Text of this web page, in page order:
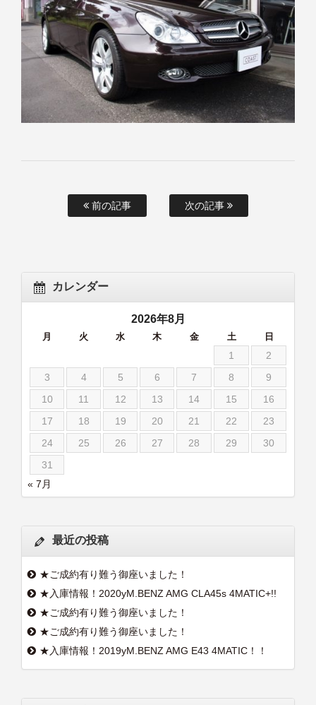
前の記事 次の記事
カレンダー
2026年8月
月 火 水 木 金 土 日
1
2
3
4 5 6 7 8
9
10
11 12 13 14 15
16
17
18 19 20 21 22
23
24
25 26 27 28 29
30
31
« 7月
最近の投稿
★ご成約有り難う御座いました！
★入庫情報！2020yM.BENZ AMG CLA45s 4MATIC+!!
★ご成約有り難う御座いました！
★ご成約有り難う御座いました！
★入庫情報！2019yM.BENZ AMG E43 4MATIC！！